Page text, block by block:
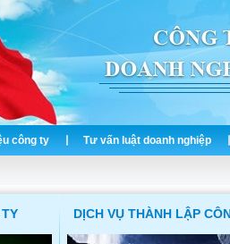
công ty Tư vấn luật doanh nghiệp
DỊCH VỤ THÀNH LẬP